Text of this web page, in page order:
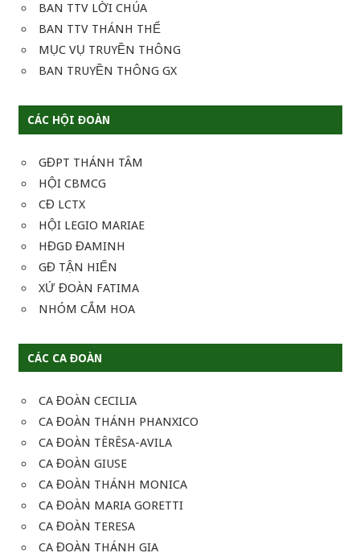
BAN TTV LỜI CHÚA
BAN TTV THÁNH THỂ
MỤC VỤ TRUYỀN THÔNG
BAN TRUYỀN THÔNG GX
CÁC HỘI ĐOÀN
GĐPT THÁNH TÂM
HỘI CBMCG
CĐ LCTX
HỘI LEGIO MARIAE
HĐGD ĐAMINH
GĐ TẬN HIẾN
XỨ ĐOÀN FATIMA
NHÓM CẮM HOA
CÁC CA ĐOÀN
CA ĐOÀN CECILIA
CA ĐOÀN THÁNH PHANXICO
CA ĐOÀN TÊRÊSA-AVILA
CA ĐOÀN GIUSE
CA ĐOÀN THÁNH MONICA
CA ĐOÀN MARIA GORETTI
CA ĐOÀN TERESA
CA ĐOÀN THÁNH GIA